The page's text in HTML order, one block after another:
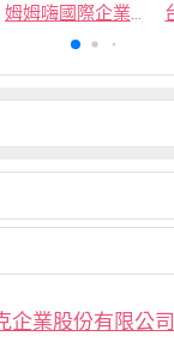
姆姆嗨國際企業社
企業股份有限公司